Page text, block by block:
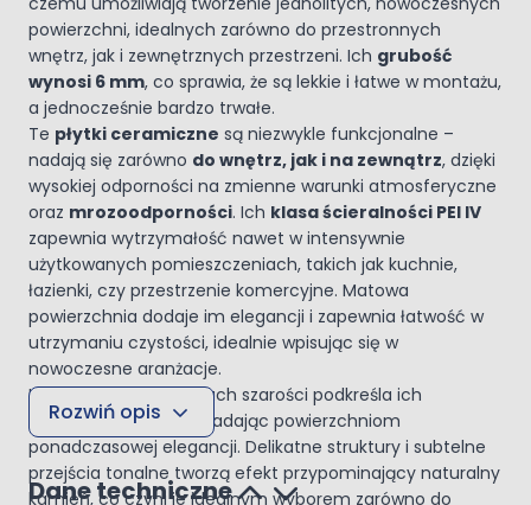
powierzchni, idealnych zarówno do przestronnych
wnętrz, jak i zewnętrznych przestrzeni. Ich grubość
wynosi 6 mm, co sprawia, że są lekkie i łatwe w montażu,
a jednocześnie bardzo trwałe.
Te płytki ceramiczne są niezwykle funkcjonalne –
nadają się zarówno do wnętrz, jak i na zewnątrz, dzięki
wysokiej odporności na zmienne warunki atmosferyczne
oraz mrozoodporności. Ich klasa ścieralności PEI IV
zapewnia wytrzymałość nawet w intensywnie
użytkowanych pomieszczeniach, takich jak kuchnie,
łazienki, czy przestrzenie komercyjne. Matowa
powierzchnia dodaje im elegancji i zapewnia łatwość w
utrzymaniu czystości, idealnie wpisując się w
nowoczesne aranżacje.
Kolorystyka w odcieniach szarości podkreśla ich
naturalny charakter, nadając powierzchniom
ponadczasowej elegancji. Delikatne struktury i subtelne
przejścia tonalne tworzą efekt przypominający naturalny
kamień, co czyni je idealnym wyborem zarówno do
Rozwiń opis
Dane techniczne